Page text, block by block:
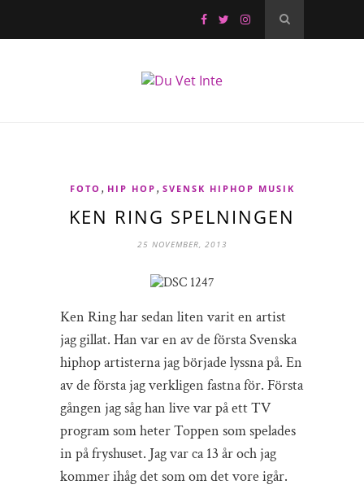
FOTO , HIP HOP , SVENSK HIPHOP MUSIK
KEN RING SPELNINGEN
25 NOVEMBER, 2013
Ken Ring har sedan liten varit en artist
jag gillat. Han var en av de första Svenska
hiphop artisterna jag började lyssna på. En
av de första jag verkligen fastna för. Första
gången jag såg han live var på ett TV
program som heter Toppen som spelades
in på fryshuset. Jag var ca 13 år och jag
kommer ihåg det som om det vore igår.